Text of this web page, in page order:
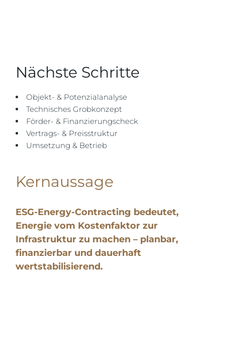
Nächste Schritte
Objekt- & Potenzialanalyse
Technisches Grobkonzept
Förder- & Finanzierungscheck
Vertrags- & Preisstruktur
Umsetzung & Betrieb
Kernaussage
ESG-Energy-Contracting bedeutet,
Energie vom Kostenfaktor zur
Infrastruktur zu machen – planbar,
finanzierbar und dauerhaft
wertstabilisierend.